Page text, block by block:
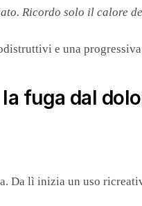
Ricordo solo il calore
e una
fuga dal
Da lì inizia un uso